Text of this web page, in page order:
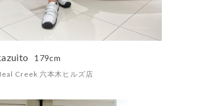
179cm
Creek 六本木ヒルズ店